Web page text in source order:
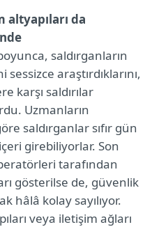
da
saldırganların
araştırdıklarını,
karşı saldırılar
Uzmanların
saldırganlar sıfır gün
girebiliyorlar. Son
tarafından
gösterilse de, güvenlik
hâlâ kolay sayılıyor.
veya iletişim ağları